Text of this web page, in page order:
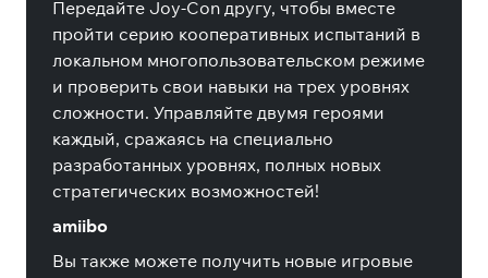
Передайте Joy-Con другу, чтобы вместе
пройти серию кооперативных испытаний в
локальном многопользовательском режиме
и проверить свои навыки на трех уровнях
сложности. Управляйте двумя героями
каждый, сражаясь на специально
разработанных уровнях, полных новых
стратегических возможностей!
amiibo
Вы также можете получить новые игровые